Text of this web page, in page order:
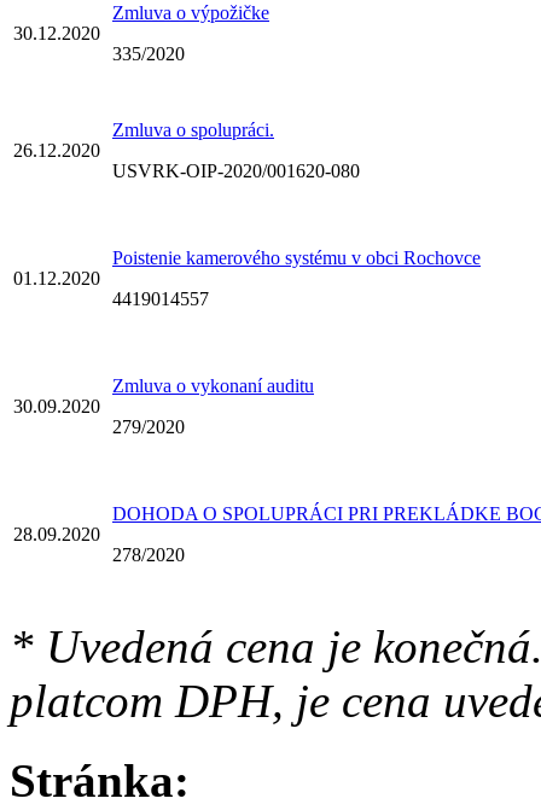
30.12.2020
Zmluva o výpožičke
335/2020
26.12.2020
Zmluva o spolupráci.
USVRK-OIP-2020/001620-080
01.12.2020
Poistenie kamerového systému v obci Rochovce
4419014557
30.09.2020
Zmluva o vykonaní auditu
279/2020
28.09.2020
DOHODA O SPOLUPRÁCI PRI PREKLÁDKE
278/2020
* Uvedená cena je
platcom DPH, je cena
Stránka: